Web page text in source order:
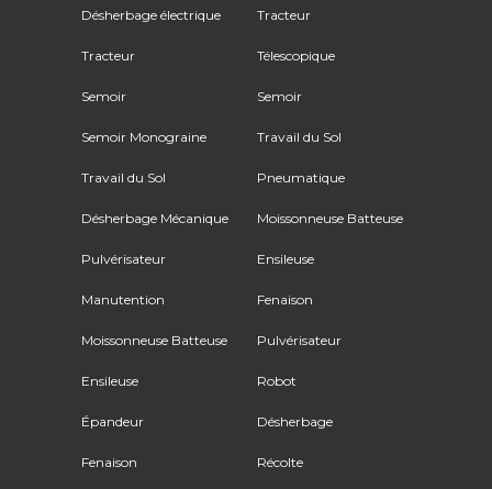
Désherbage électrique
Tracteur
Semoir
Semoir Monograine
Travail du Sol
Désherbage Mécanique
Pulvérisateur
Manutention
Moissonneuse Batteuse
Ensileuse
Épandeur
Fenaison
Tracteur
Télescopique
Semoir
Travail du Sol
Pneumatique
Moissonneuse Batteuse
Ensileuse
Fenaison
Pulvérisateur
Robot
Désherbage
Récolte